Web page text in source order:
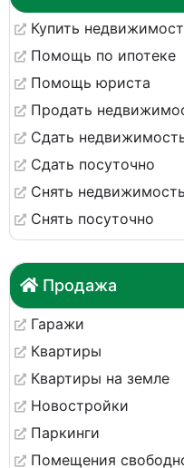
Купить
Помощь по ипотеке
Помощь юриста
Продать
Сдать
Сдать посуточно
Снять недвижимость
Снять посуточно
Продажа
Гаражи
Квартиры
Квартиры на земле
Новостройки
Паркинги
Помещения